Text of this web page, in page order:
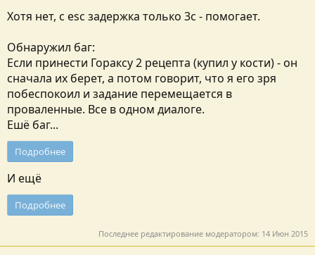
Хотя нет, с esc задержка только 3с - помогает.
Обнаружил баг:
Если принести Гораксу 2 рецепта (купил у кости) - он
сначала их берет, а потом говорит, что я его зря
побеспокоил и задание перемещается в
проваленные. Все в одном диалоге.
Ешё баг...
Подробнее
И ещё
Подробнее
Последнее редактирование модератором: 14 Июн 2015